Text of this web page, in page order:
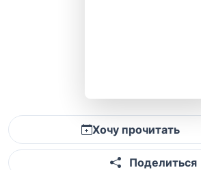
Хочу прочитать
Поделиться